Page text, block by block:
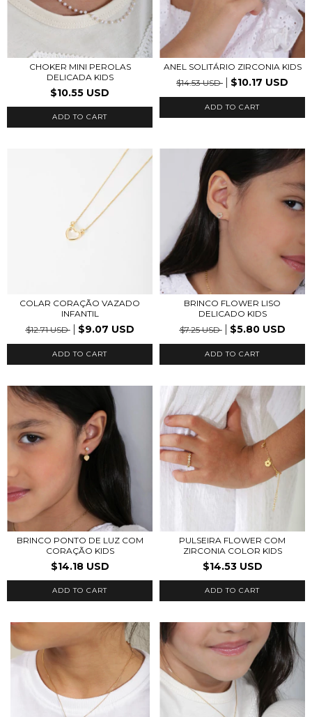
CHOKER MINI PEROLAS
DELICADA KIDS
$10.55 USD
ANEL SOLITÁRIO ZIRCONIA KIDS
$14.53 USD
$10.17 USD
ADD TO CART
COLAR CORAÇÃO VAZADO
INFANTIL
$12.71 USD
$9.07 USD
BRINCO FLOWER LISO
DELICADO KIDS
$7.25 USD
$5.80 USD
BRINCO PONTO DE LUZ COM
CORAÇÃO KIDS
$14.18 USD
PULSEIRA FLOWER COM
ZIRCONIA COLOR KIDS
$14.53 USD